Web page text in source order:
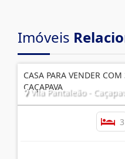
Imóveis
CASA PARA VENDER
CAÇAPAVA
Vila Pantaleão -
3